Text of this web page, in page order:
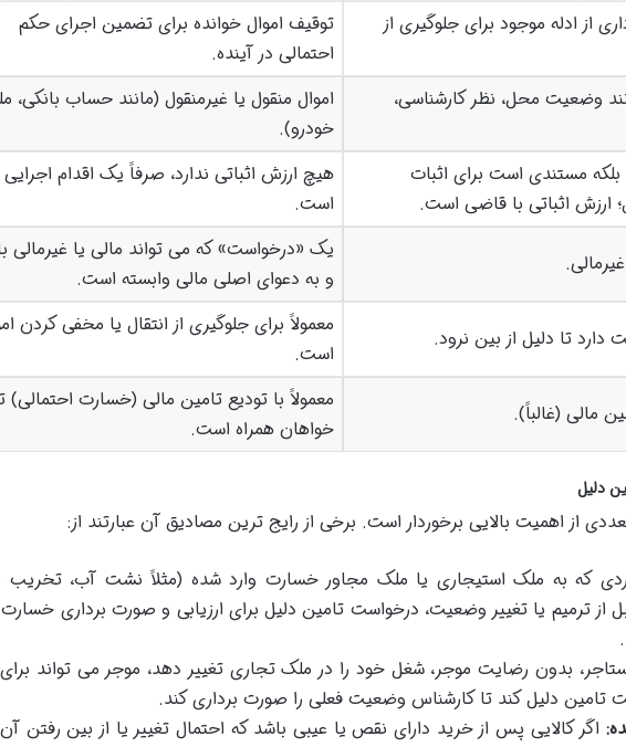
از ادله موجود برای جلوگیری از
توقیف اموال خوانده برای تضمین اجرای حکم
احتمالی در آینده.
وضعیت محل، نظر کارشناسی،
اموال منقول یا غیرمنقول (مانند حساب بانکی،
خودرو).
مستندی است برای اثبات
اثباتی با قاضی است.
هیچ ارزش اثباتی ندارد، صرفاً یک اقدام اجرایی
است.
یک «درخواست» که می تواند مالی یا غیرمالی
و به دعوای اصلی مالی وابسته است.
دارد تا دلیل از بین نرود.
معمولاً برای جلوگیری از انتقال یا مخفی کردن
است.
مالی (غالباً).
معمولاً با تودیع تامین مالی (خسارت
خواهان همراه است.
دلیل
از اهمیت بالایی برخوردار است. برخی از رایج ترین مصادیق آن عبارتند از:
که به ملک استیجاری یا ملک مجاور خسارت وارد شده (مثلاً نشت آب، تخریب
از ترمیم یا تغییر وضعیت، درخواست تامین دلیل برای ارزیابی و صورت برداری
بدون رضایت موجر، شغل خود را در ملک تجاری تغییر دهد، موجر می تواند
تامین دلیل کند تا کارشناس وضعیت فعلی را صورت برداری کند.
اگر کالایی پس از خرید دارای نقص یا عیبی باشد که احتمال تغییر یا از بین رفتن